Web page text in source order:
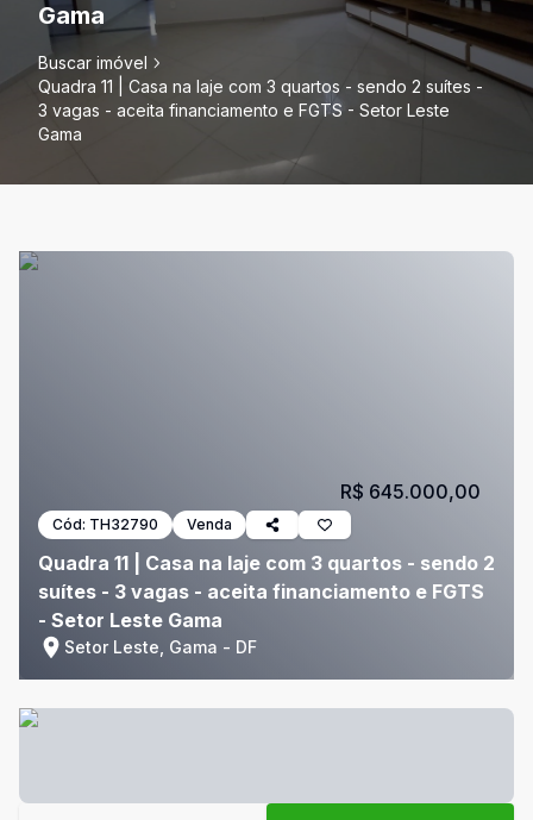
Gama
Buscar imóvel
Quadra 11 | Casa na laje com 3 quartos - sendo 2 suítes -
3 vagas - aceita financiamento e FGTS - Setor Leste
Gama
Cód: TH32790 Venda
Quadra 11 | Casa na laje com 3 quartos - sendo 2
suítes - 3 vagas - aceita financiamento e FGTS
- Setor Leste Gama
Setor Leste, Gama - DF
R$ 645.000,00